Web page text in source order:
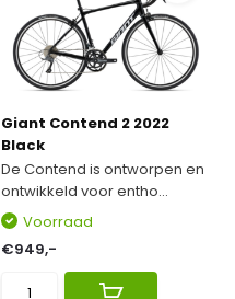
Giant Contend 2 2022
Black
De Contend is ontworpen en
ontwikkeld voor entho...
Voorraad
€949,-